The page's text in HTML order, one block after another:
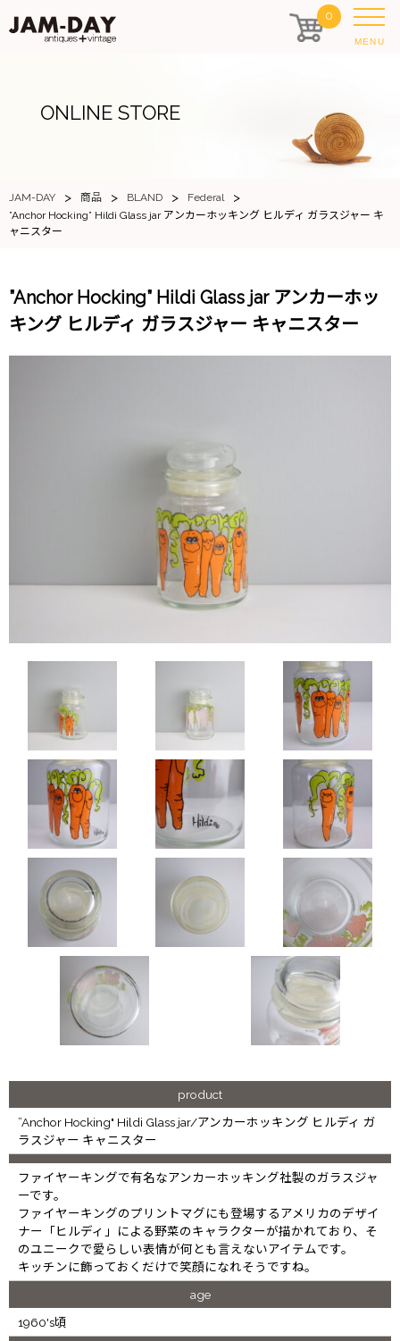
0
MENU
ONLINE STORE
JAM-DAY > 商品 > BLAND > Federal >
”Anchor Hocking” Hildi Glass jar アンカーホッキング ヒルディ ガラスジャー キ
ャニスター
”Anchor Hocking” Hildi Glass jar アンカーホッ
キング ヒルディ ガラスジャー キャニスター
product
”Anchor Hocking" Hildi Glass jar/アンカーホッキング ヒルディ ガ
ラスジャー キャニスター
ファイヤーキングで有名なアンカーホッキング社製のガラスジャ
ーです。
ファイヤーキングのプリントマグにも登場するアメリカのデザイ
ナー「ヒルディ」による野菜のキャラクターが描かれており、そ
のユニークで愛らしい表情が何とも言えないアイテムです。
キッチンに飾っておくだけで笑顔になれそうですね。
age
1960's頃